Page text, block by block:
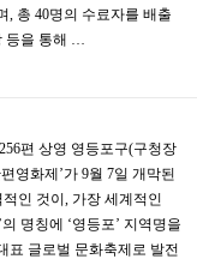
, 총 40명의 수료자를 배출
등을 통해 …
편 상영 영등포구(구청장
영화제’가 9월 7일 개막된
인 것이, 가장 세계적인
명칭에 ‘영등포’ 지역명을
표 글로벌 문화축제로 발전